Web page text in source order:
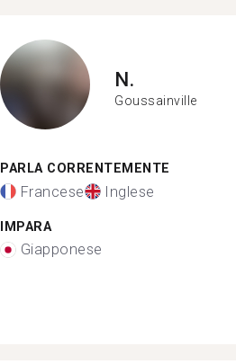
N.
Goussainville
PARLA CORRENTEMENTE
Francese Inglese
IMPARA
Giapponese